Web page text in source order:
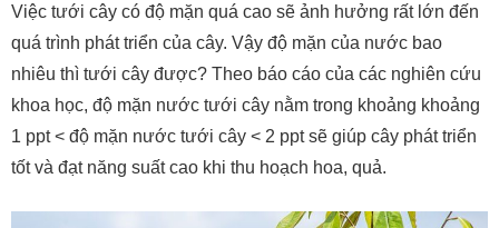
Việc tưới cây có độ mặn quá cao sẽ ảnh hưởng rất lớn đến
quá trình phát triển của cây. Vậy độ mặn của nước bao
nhiêu thì tưới cây được? Theo báo cáo của các nghiên cứu
khoa học, độ mặn nước tưới cây nằm trong khoảng khoảng
1 ppt < độ mặn nước tưới cây < 2 ppt sẽ giúp cây phát triển
tốt và đạt năng suất cao khi thu hoạch hoa, quả.